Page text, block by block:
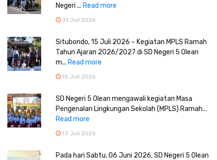
Negeri ... Read more
31 Juli 2026
Situbondo, 15 Juli 2026 – Kegiatan MPLS Ramah
Tahun Ajaran 2026/2027 di SD Negeri 5 Olean
m... Read more
15 Juli 2026
SD Negeri 5 Olean mengawali kegiatan Masa
Pengenalan Lingkungan Sekolah (MPLS) Ramah...
Read more
13 Juli 2026
Pada hari Sabtu, 06 Juni 2026, SD Negeri 5 Olean